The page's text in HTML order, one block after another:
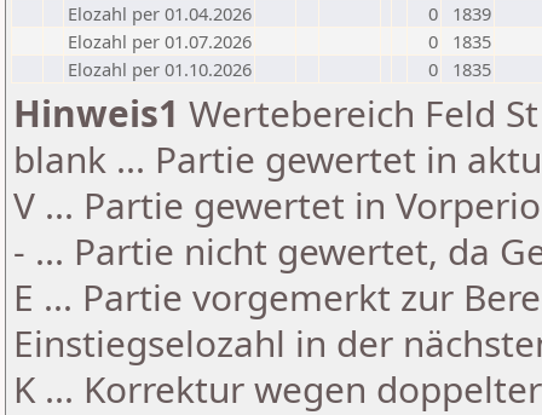
Elozahl per 01.04.2026
0
1839
Elozahl per 01.07.2026
0
1835
Elozahl per 01.10.2026
0 1835
Hinweis1 Wertebereich Feld
blank ... Partie gewertet in
V ... Partie gewertet in
- ... Partie nicht gewertet, da
E ... Partie vorgemerkt zur
Einstiegselozahl in der
K ... Korrektur wegen